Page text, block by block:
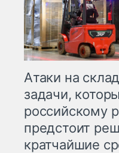
Атаки на
задачи,
российскому
предстоит
кратчайшие